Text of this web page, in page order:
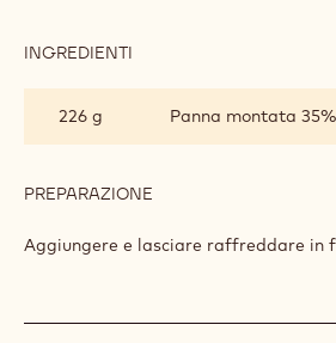
INGREDIENTI
CIOCCOLATO
RUBY
226 g Panna montata 35%
PREPARAZIONE
AL
Aggiungere e lasciare raffreddare in